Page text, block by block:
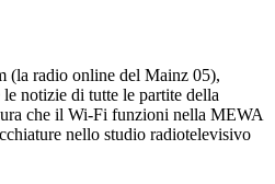
(la radio online del Mainz 05),
notizie di tutte le partite della
che il Wi-Fi funzioni nella MEWA
nello studio radiotelevisivo